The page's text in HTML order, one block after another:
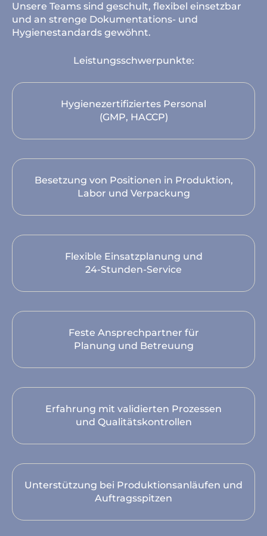
Unsere Teams sind geschult, flexibel einsetzbar
und an strenge Dokumentations- und
Hygienestandards gewöhnt.
Leistungsschwerpunkte:
Hygienezertifiziertes Personal
(GMP, HACCP)
Besetzung von Positionen in Produktion,
Labor und Verpackung
Flexible Einsatzplanung und
24-Stunden-Service
Feste Ansprechpartner für
Planung und Betreuung
Erfahrung mit validierten Prozessen
und Qualitätskontrollen
Unterstützung bei Produktionsanläufen und
Auftragsspitzen